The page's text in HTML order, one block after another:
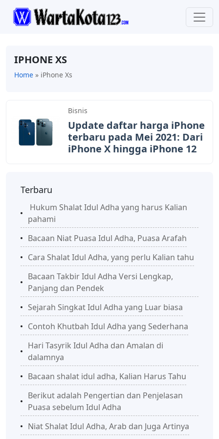
IPHONE XS
Home » iPhone Xs
Bisnis
Update daftar harga iPhone
terbaru pada Mei 2021: Dari
iPhone X hingga iPhone 12
Terbaru
Hukum Shalat Idul Adha yang harus Kalian
pahami
Bacaan Niat Puasa Idul Adha, Puasa Arafah
Cara Shalat Idul Adha, yang perlu Kalian tahu
Bacaan Takbir Idul Adha Versi Lengkap,
Panjang dan Pendek
Sejarah Singkat Idul Adha yang Luar biasa
Contoh Khutbah Idul Adha yang Sederhana
Hari Tasyrik Idul Adha dan Amalan di
dalamnya
Bacaan shalat idul adha, Kalian Harus Tahu
Berikut adalah Pengertian dan Penjelasan
Puasa sebelum Idul Adha
Niat Shalat Idul Adha, Arab dan Juga Artinya